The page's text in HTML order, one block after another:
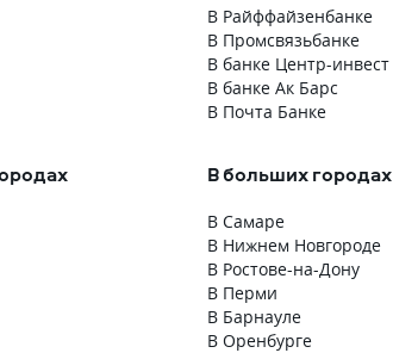
В Райффайзенбанке
В Промсвязьбанке
В банке Центр-инвест
В банке Ак Барс
В Почта Банке
В больших городах
В Самаре
В Нижнем Новгороде
В Ростове-на-Дону
В Перми
В Барнауле
В Оренбурге